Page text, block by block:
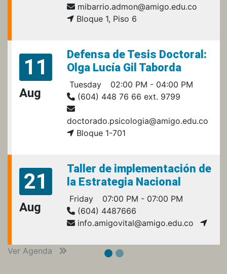
mibarrio.admon@amigo.edu.co
Bloque 1, Piso 6
11
Aug
Defensa de Tesis Doctoral:
Olga Lucía Gil Taborda
Tuesday
02:00 PM - 04:00 PM
(604) 448 76 66 ext. 9799
doctorado.psicologia@amigo.edu.co
Bloque 1-701
21
Aug
Taller de implementación de
la Estrategia Nacional
Friday
07:00 PM - 07:00 PM
(604) 4487666
info.amigovital@amigo.edu.co
Ver Agenda